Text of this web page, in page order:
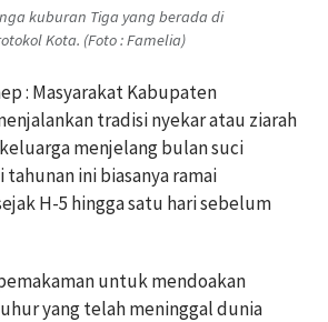
kuburan Tiga yang berada di
Kota. (Foto : Famelia)
: Masyarakat Kabupaten
tradisi nyekar atau ziarah
menjelang bulan suci
tahunan ini biasanya ramai
H-5 hingga satu hari sebelum
untuk mendoakan
yang telah meninggal dunia